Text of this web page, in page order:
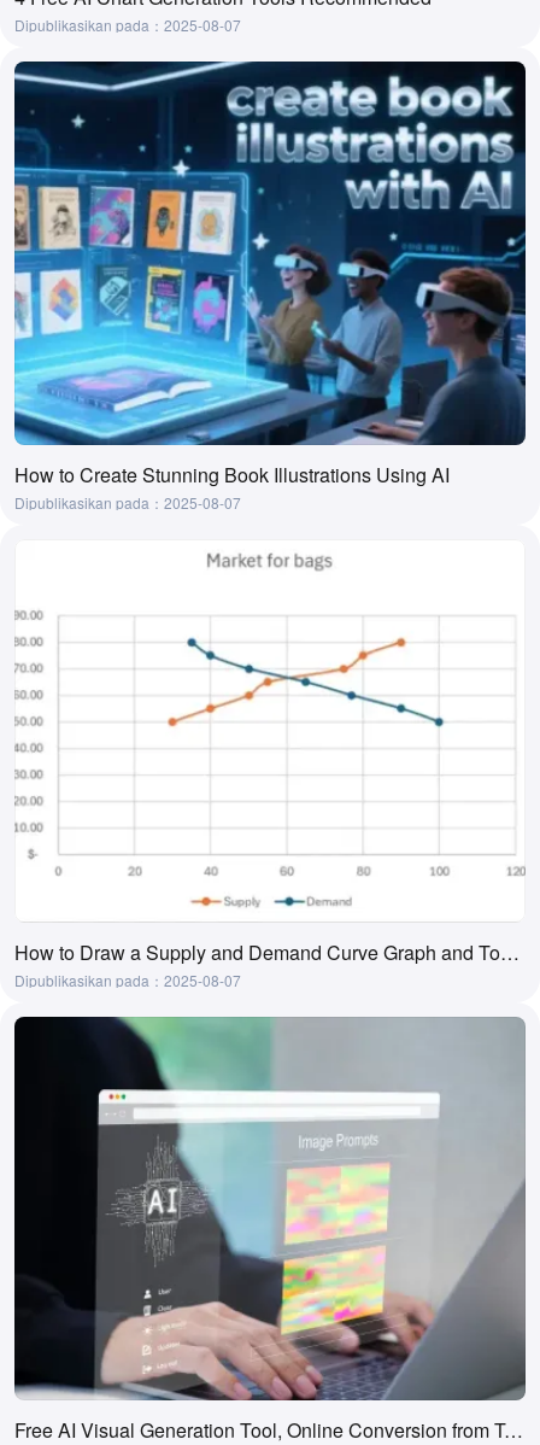
Dipublikasikan pada：2025-08-07
How to Create Stunning Book Illustrations Using AI
Dipublikasikan pada：2025-08-07
How to Draw a Supply and Demand Curve Graph and Tool Recommendations
Dipublikasikan pada：2025-08-07
Free AI Visual Generation Tool, Online Conversion from Text to Visual